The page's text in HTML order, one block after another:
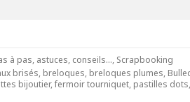
à pas, astuces, conseils..., Scrapbooking
brisés, breloques, breloques plumes,
bijoutier,fermoir tourniquet, pastilles dots,